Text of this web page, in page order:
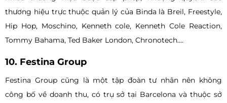
thương hiệu trực thuộc quản lý của Binda là Breil, Freestyle,
Hip Hop, Moschino, Kenneth cole, Kenneth Cole Reaction,
Tommy Bahama, Ted Baker London, Chronotech….
10. Festina Group
Festina Group cũng là một tập đoàn tư nhân nên không
công bố về doanh thu, có trụ sở tại Barcelona và thuộc sở